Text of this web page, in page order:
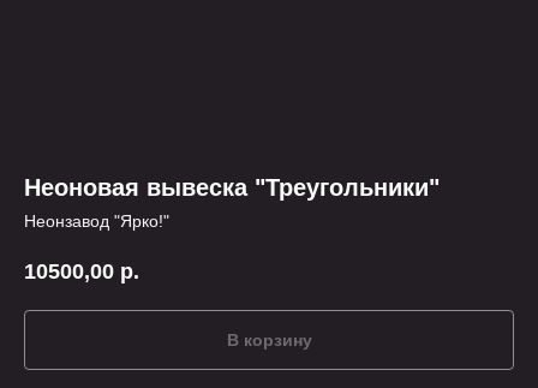
Неоновая вывеска "Треугольники"
Неонзавод "Ярко!"
10500,00 р.
В корзину